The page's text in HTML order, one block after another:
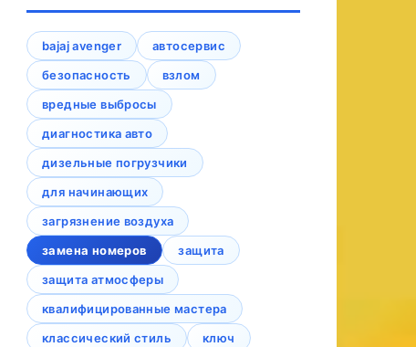
bajaj avenger
автосервис
безопасность
взлом
вредные выбросы
диагностика авто
дизельные погрузчики
для начинающих
загрязнение воздуха
замена номеров
защита
защита атмосферы
квалифицированные мастера
классический стиль
ключ